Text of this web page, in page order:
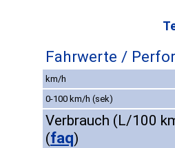
Fahrwerte /
km/h
0-100 km/h (sek)
Verbrauch (L/100
(faq)